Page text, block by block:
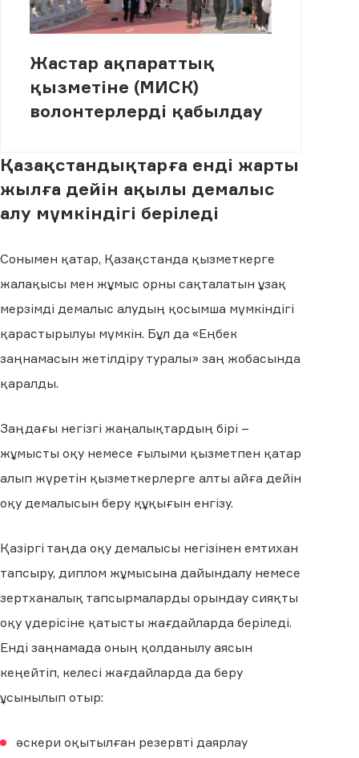
Жастар ақпараттық
қызметіне (МИСК)
волонтерлерді қабылдау
Қазақстандықтарға енді жарты
жылға дейін ақылы демалыс
алу мүмкіндігі беріледі
Сонымен қатар, Қазақстанда қызметкерге
жалақысы мен жұмыс орны сақталатын ұзақ
мерзімді демалыс алудың қосымша мүмкіндігі
қарастырылуы мүмкін. Бұл да «Еңбек
заңнамасын жетілдіру туралы» заң жобасында
қаралды.
Заңдағы негізгі жаңалықтардың бірі –
жұмысты оқу немесе ғылыми қызметпен қатар
алып жүретін қызметкерлерге алты айға дейін
оқу демалысын беру құқығын енгізу.
Қазіргі таңда оқу демалысы негізінен емтихан
тапсыру, диплом жұмысына дайындалу немесе
зертханалық тапсырмаларды орындау сияқты
оқу үдерісіне қатысты жағдайларда беріледі.
Енді заңнамада оның қолданылу аясын
кеңейтіп, келесі жағдайларда да беру
ұсынылып отыр:
әскери оқытылған резервті даярлау